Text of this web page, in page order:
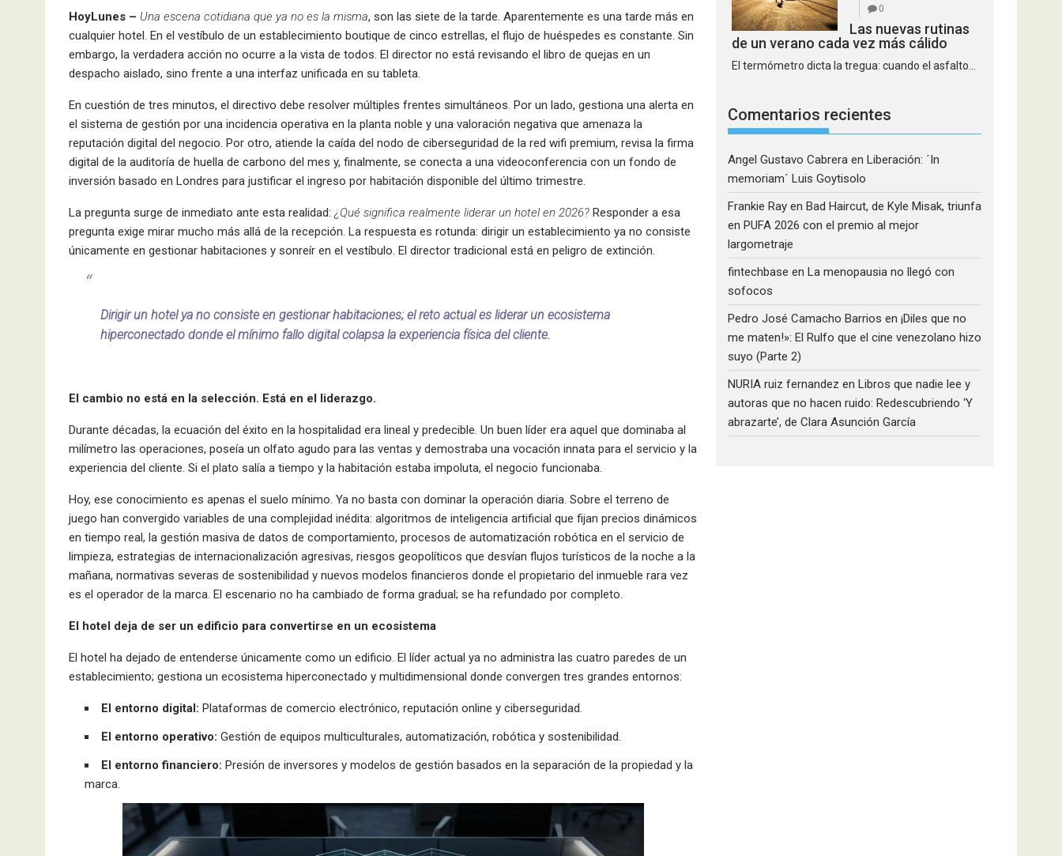
HoyLunes – Una escena cotidiana que ya no es la misma, son las siete de la tarde. Aparentemente es una tarde más en
cualquier hotel. En el vestíbulo de un establecimiento boutique de cinco estrellas, el flujo de huéspedes es constante. Sin
embargo, la verdadera acción no ocurre a la vista de todos. El director no está revisando el libro de quejas en un
despacho aislado, sino frente a una interfaz unificada en su tableta.
En cuestión de tres minutos, el directivo debe resolver múltiples frentes simultáneos. Por un lado, gestiona una alerta en
el sistema de gestión por una incidencia operativa en la planta noble y una valoración negativa que amenaza la
reputación digital del negocio. Por otro, atiende la caída del nodo de ciberseguridad de la red wifi premium, revisa la firma
digital de la auditoría de huella de carbono del mes y, finalmente, se conecta a una videoconferencia con un fondo de
inversión basado en Londres para justificar el ingreso por habitación disponible del último trimestre.
La pregunta surge de inmediato ante esta realidad: ¿Qué significa realmente liderar un hotel en 2026? Responder a esa
pregunta exige mirar mucho más allá de la recepción. La respuesta es rotunda: dirigir un establecimiento ya no consiste
únicamente en gestionar habitaciones y sonreír en el vestíbulo. El director tradicional está en peligro de extinción.
Dirigir un hotel ya no consiste en gestionar habitaciones; el reto actual es liderar un ecosistema
hiperconectado donde el mínimo fallo digital colapsa la experiencia física del cliente.
El cambio no está en la selección. Está en el liderazgo.
Durante décadas, la ecuación del éxito en la hospitalidad era lineal y predecible. Un buen líder era aquel que dominaba al
milímetro las operaciones, poseía un olfato agudo para las ventas y demostraba una vocación innata para el servicio y la
experiencia del cliente. Si el plato salía a tiempo y la habitación estaba impoluta, el negocio funcionaba.
Hoy, ese conocimiento es apenas el suelo mínimo. Ya no basta con dominar la operación diaria. Sobre el terreno de
juego han convergido variables de una complejidad inédita: algoritmos de inteligencia artificial que fijan precios dinámicos
en tiempo real, la gestión masiva de datos de comportamiento, procesos de automatización robótica en el servicio de
limpieza, estrategias de internacionalización agresivas, riesgos geopolíticos que desvían flujos turísticos de la noche a la
mañana, normativas severas de sostenibilidad y nuevos modelos financieros donde el propietario del inmueble rara vez
es el operador de la marca. El escenario no ha cambiado de forma gradual; se ha refundado por completo.
El hotel deja de ser un edificio para convertirse en un ecosistema
El hotel ha dejado de entenderse únicamente como un edificio. El líder actual ya no administra las cuatro paredes de un
establecimiento; gestiona un ecosistema hiperconectado y multidimensional donde convergen tres grandes entornos:
El entorno digital: Plataformas de comercio electrónico, reputación online y ciberseguridad.
El entorno operativo: Gestión de equipos multiculturales, automatización, robótica y sostenibilidad.
El entorno financiero: Presión de inversores y modelos de gestión basados en la separación de la propiedad y la
marca.
0
Las nuevas rutinas
de un verano cada vez más cálido
El termómetro dicta la tregua: cuando el asfalto...
Comentarios recientes
Angel Gustavo Cabrera en Liberación: ´In
memoriam´ Luis Goytisolo
Frankie Ray en Bad Haircut, de Kyle Misak, triunfa
en PUFA 2026 con el premio al mejor
largometraje
fintechbase en La menopausia no llegó con
sofocos
Pedro José Camacho Barrios en ¡Diles que no
me maten!»: El Rulfo que el cine venezolano hizo
suyo (Parte 2)
NURIA ruiz fernandez en Libros que nadie lee y
autoras que no hacen ruido: Redescubriendo ‘Y
abrazarte’, de Clara Asunción García